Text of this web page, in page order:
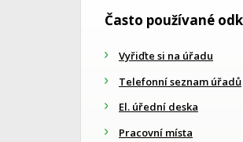
Často používané
Vyřiďte si na úřadu
Telefonní seznam úřadů
El. úřední deska
Pracovní místa